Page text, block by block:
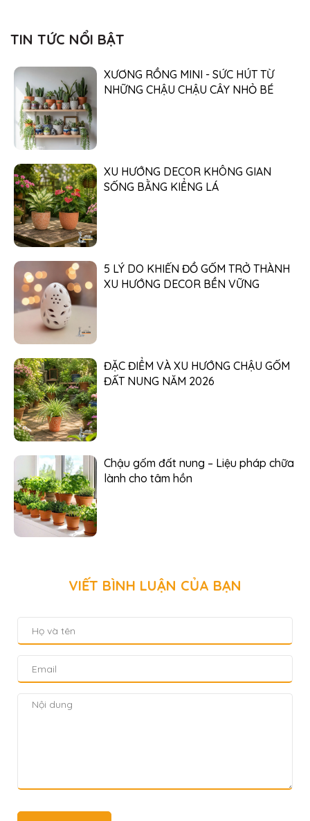
TIN TỨC NỔI BẬT
XƯƠNG RỒNG MINI - SỨC HÚT TỪ
NHỮNG CHẬU CHẬU CÂY NHỎ BÉ
XU HƯỚNG DECOR KHÔNG GIAN
SỐNG BẰNG KIỂNG LÁ
5 LÝ DO KHIẾN ĐỒ GỐM TRỞ THÀNH
XU HƯỚNG DECOR BỀN VỮNG
ĐẶC ĐIỂM VÀ XU HƯỚNG CHẬU GỐM
ĐẤT NUNG NĂM 2026
Chậu gốm đất nung – Liệu pháp chữa
lành cho tâm hồn
VIẾT BÌNH LUẬN CỦA BẠN